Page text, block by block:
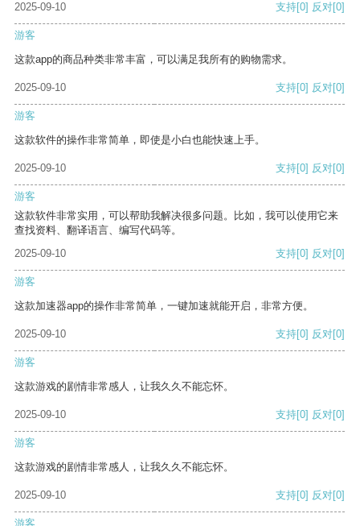
2025-09-10
支持[0] 反对[0]
游客
这款app的商品种类非常丰富，可以满足我所有的购物需求。
2025-09-10 支持[0] 反对[0]
游客
这款软件的操作非常简单，即使是小白也能快速上手。
2025-09-10 支持[0] 反对[0]
游客
这款软件非常实用，可以帮助我解决很多问题。比如，我可以使用它来
查找资料、翻译语言、编写代码等。
2025-09-10
支持[0] 反对[0]
游客
这款加速器app的操作非常简单，一键加速就能开启，非常方便。
2025-09-10 支持[0] 反对[0]
游客
这款游戏的剧情非常感人，让我久久不能忘怀。
2025-09-10 支持[0] 反对[0]
游客
这款游戏的剧情非常感人，让我久久不能忘怀。
2025-09-10 支持[0] 反对[0]
游客